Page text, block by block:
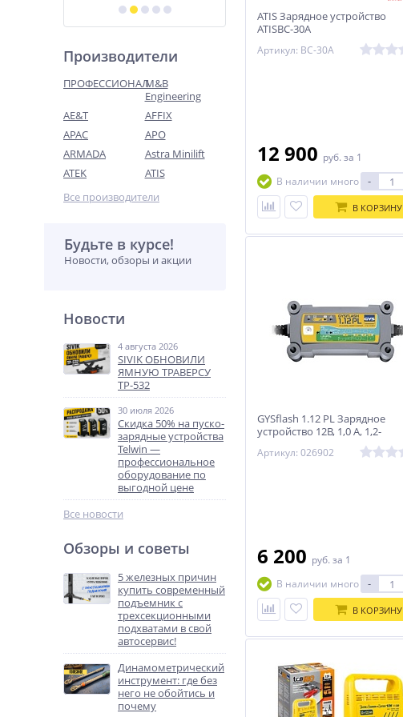
Производители
ПРОФЕССИОНАЛM&B
Engineering
AE&T
AFFIX
APAC
APO
ARMADA
Astra Minilift
ATEK
ATIS
Все производители
Будьте в курсе!
Новости, обзоры и акции
Новости
4 августа 2026
SIVIK ОБНОВИЛИ
ЯМНУЮ ТРАВЕРСУ
ТР-532
30 июля 2026
Скидка 50% на пуско-
зарядные устройства
Telwin —
профессиональное
оборудование по
выгодной цене
Все новости
Обзоры и советы
5 железных причин
купить современный
подъемник с
трехсекционными
подхватами в свой
автосервис!
Динамометрический
инструмент: где без
него не обойтись и
почему
ATIS Зарядное устройство
ATISВС-30A
Артикул: ВС-30A
12 900 руб. за 1
В наличии много
-
В КОРЗИНУ
GYSflash 1.12 PL Зарядное
устройство 12В, 1,0 A, 1,2-
32Ah,20Вт +Lithium 026902
Артикул: 026902
6 200 руб. за 1
В наличии много
-
В КОРЗИНУ